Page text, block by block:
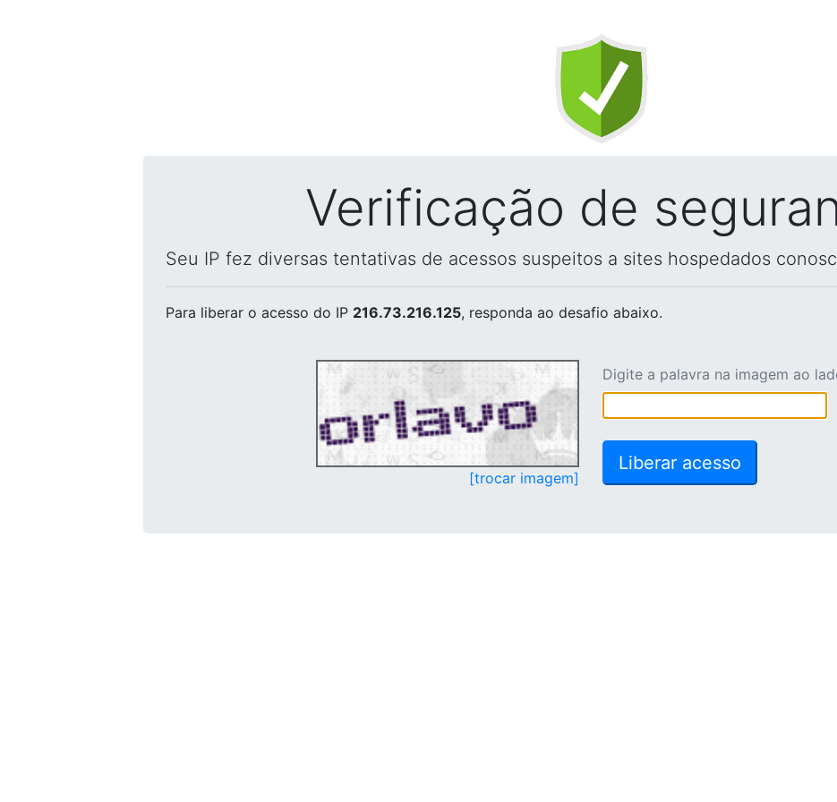
Verificação de
Seu IP fez diversas tentativas de acessos suspeitos a sites hospedados
Para liberar o acesso do IP 216.73.216.125, responda ao desafio abaixo.
[trocar imagem]
Digite a palavra na imagem ao